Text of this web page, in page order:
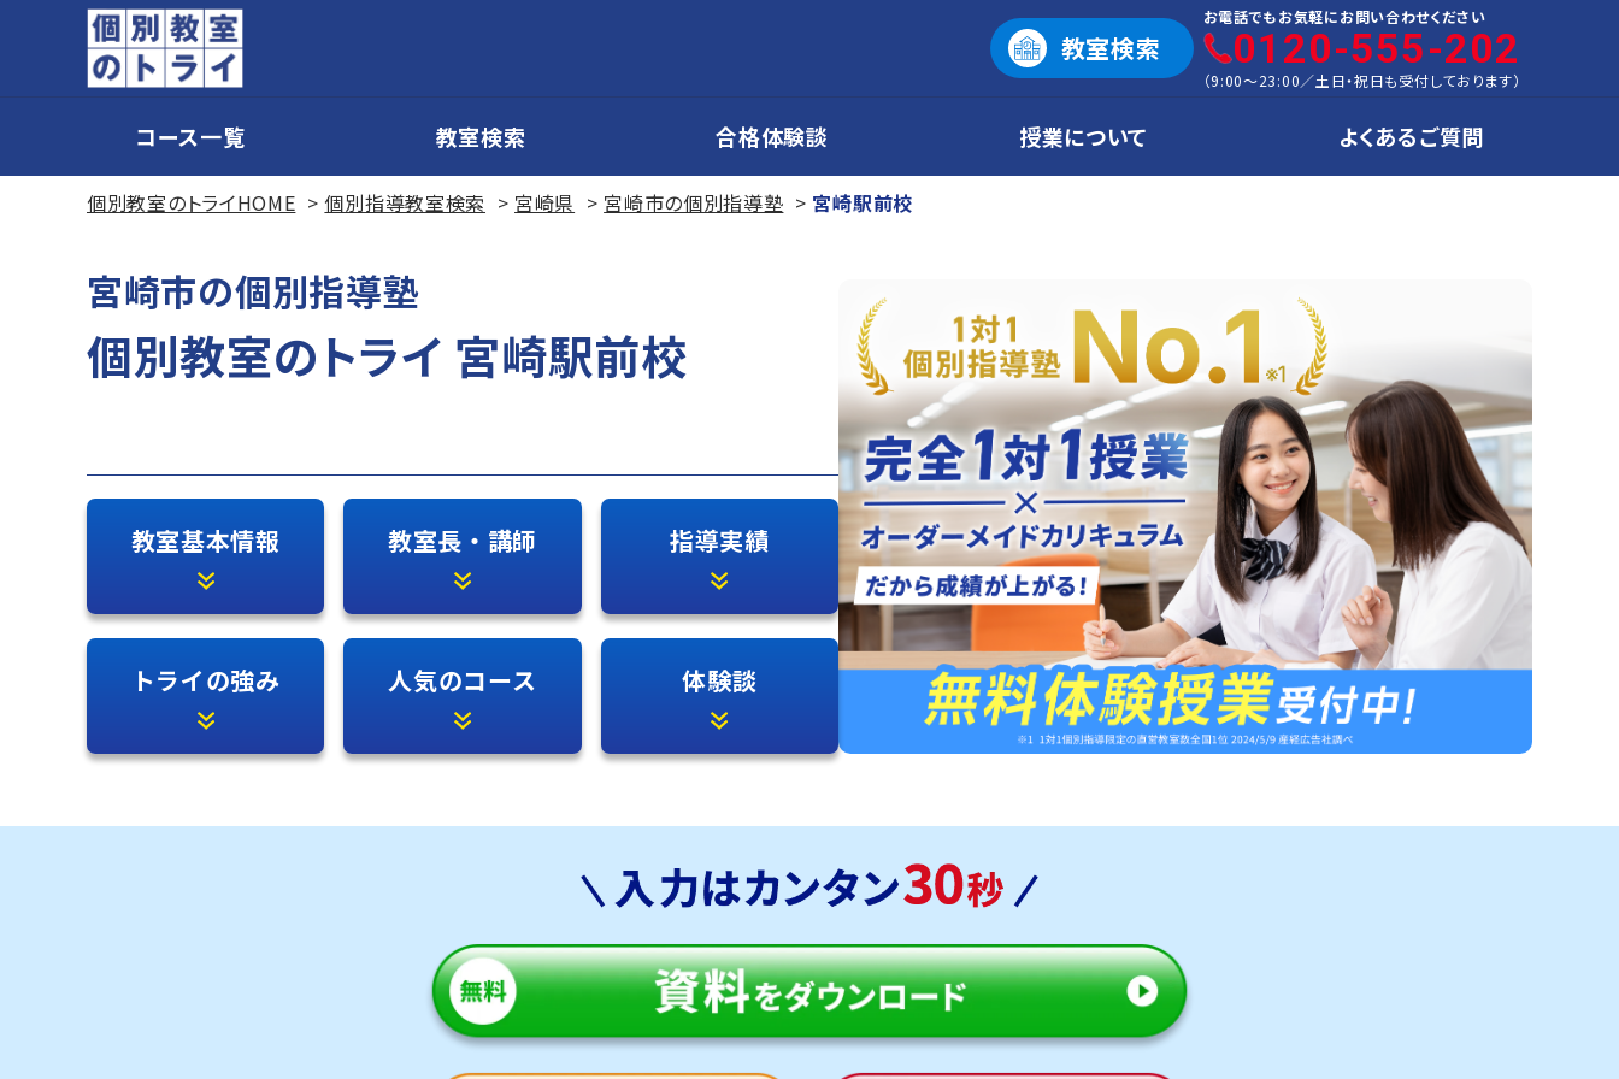
教室検索
お電話でもお気軽にお問い合わせください
0120-555-202
（9:00～23:00／土日・祝日も受付しております）
コース一覧 教室検索 合格体験談 授業について よくあるご質問
個別教室のトライHOME 個別指導教室検索 宮崎県 宮崎市の個別指導塾 宮崎駅前校
宮崎市の個別指導塾
個別教室のトライ 宮崎駅前校
教室基本情報 教室長・講師 指導実績
トライの強み 人気のコース 体験談